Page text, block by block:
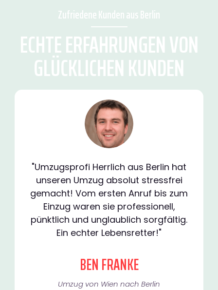
Zufriedene Kunden aus Berlin
ECHTE ERFAHRUNGEN VON
GLÜCKLICHEN KUNDEN
"Umzugsprofi Herrlich aus Berlin hat
unseren Umzug absolut stressfrei
gemacht! Vom ersten Anruf bis zum
Einzug waren sie professionell,
pünktlich und unglaublich sorgfältig.
Ein echter Lebensretter!"
BEN FRANKE
Umzug von Wien nach Berlin